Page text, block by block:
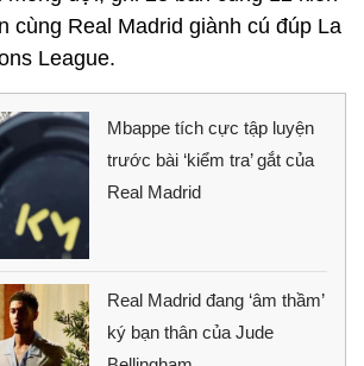
cùng Real Madrid giành cú đúp La
League.
Mbappe tích cực tập luyện
trước bài ‘kiểm tra’ gắt của
Real Madrid
Real Madrid đang ‘âm thầm’
ký bạn thân của Jude